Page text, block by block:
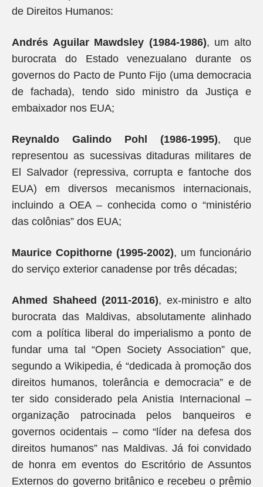
de Direitos Humanos:
Andrés Aguilar Mawdsley (1984-1986), um alto
burocrata do Estado venezualano durante os
governos do Pacto de Punto Fijo (uma democracia
de fachada), tendo sido ministro da Justiça e
embaixador nos EUA;
Reynaldo Galindo Pohl (1986-1995), que
representou as sucessivas ditaduras militares de
El Salvador (repressiva, corrupta e fantoche dos
EUA) em diversos mecanismos internacionais,
incluindo a OEA – conhecida como o “ministério
das colônias” dos EUA;
Maurice Copithorne (1995-2002), um funcionário
do serviço exterior canadense por três décadas;
Ahmed Shaheed (2011-2016), ex-ministro e alto
burocrata das Maldivas, absolutamente alinhado
com a política liberal do imperialismo a ponto de
fundar uma tal “Open Society Association” que,
segundo a Wikipedia, é “dedicada à promoção dos
direitos humanos, tolerância e democracia” e de
ter sido considerado pela Anistia Internacional –
organização patrocinada pelos banqueiros e
governos ocidentais – como “líder na defesa dos
direitos humanos” nas Maldivas. Já foi convidado
de honra em eventos do Escritório de Assuntos
Externos do governo britânico e recebeu o prêmio